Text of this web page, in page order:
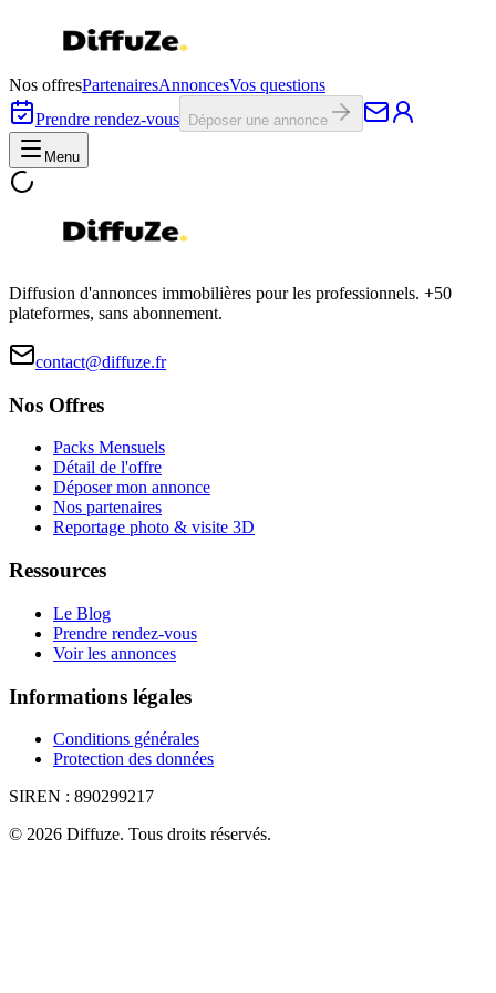
Nos offresPartenairesAnnoncesVos questions
Prendre rendez-vous
Déposer une annonce
Menu
Diffusion d'annonces immobilières pour les professionnels. +50
plateformes, sans abonnement.
contact@diffuze.fr
Nos Offres
Packs Mensuels
Détail de l'offre
Déposer mon annonce
Nos partenaires
Reportage photo & visite 3D
Ressources
Le Blog
Prendre rendez-vous
Voir les annonces
Informations légales
Conditions générales
Protection des données
SIREN : 890299217
© 2026 Diffuze. Tous droits réservés.